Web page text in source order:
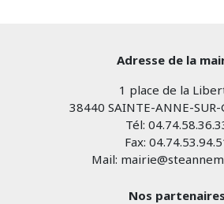
Adresse de la
1 place de la
38440 SAINTE-ANNE-SUR-
Tél:
Fax:
Mail:
Nos partenaires